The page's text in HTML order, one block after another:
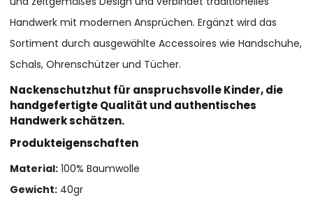
Handwerk mit modernen Ansprüchen. Ergänzt wird das
Sortiment durch ausgewählte Accessoires wie Handschuhe,
Schals, Ohrenschützer und Tücher.
Nackenschutzhut für anspruchsvolle Kinder, die
handgefertigte Qualität und authentisches
Handwerk schätzen.
Produkteigenschaften
Material: 100% Baumwolle
Gewicht: 40gr